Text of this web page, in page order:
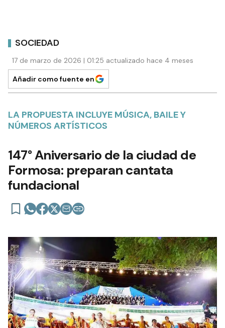
SOCIEDAD
17 de marzo de 2026 | 01:25 actualizado hace 4 meses
Añadir como fuente en
LA PROPUESTA INCLUYE MÚSICA, BAILE Y
NÚMEROS ARTÍSTICOS
147° Aniversario de la ciudad de
Formosa: preparan cantata
fundacional